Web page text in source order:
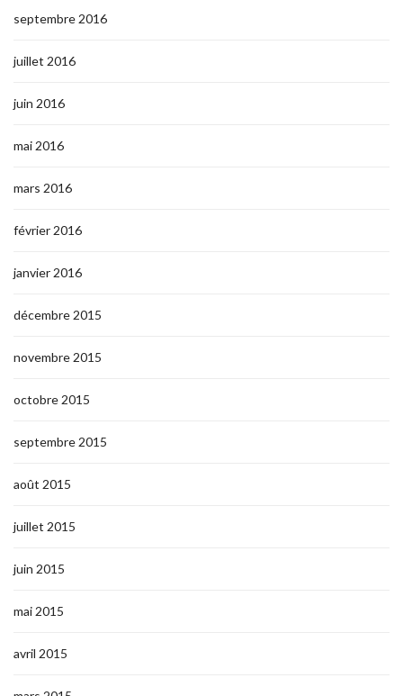
septembre 2016
juillet 2016
juin 2016
mai 2016
mars 2016
février 2016
janvier 2016
décembre 2015
novembre 2015
octobre 2015
septembre 2015
août 2015
juillet 2015
juin 2015
mai 2015
avril 2015